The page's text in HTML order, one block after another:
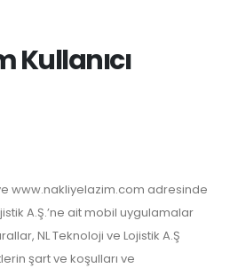
Kullanıcı
www.nakliyelazim.com adresinde
A.Ş.’ne ait mobil uygulamalar
NL Teknoloji ve Lojistik A.Ş
şart ve koşulları ve